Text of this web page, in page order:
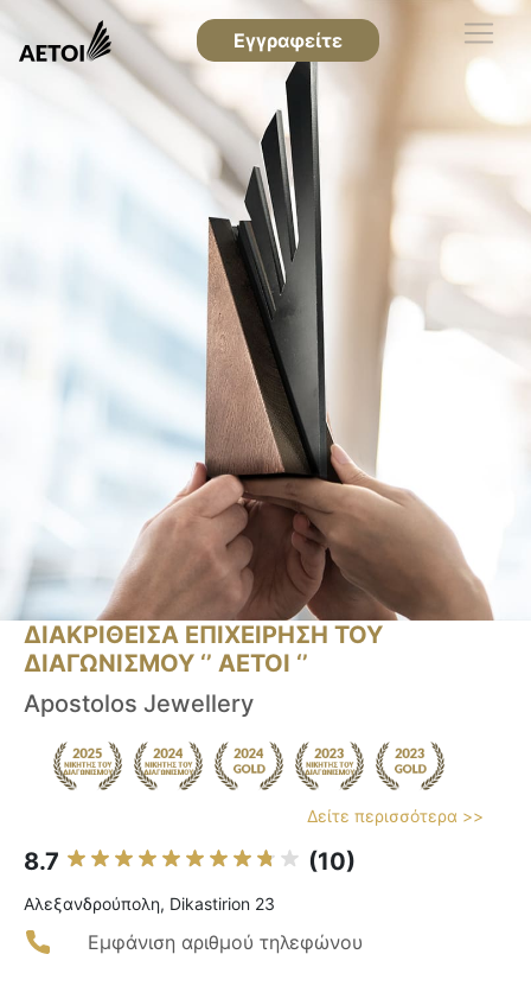
Εγγραφείτε
ΔΙΑΚΡΙΘΕΙΣΑ ΕΠΙΧΕΙΡΗΣΗ ΤΟΥ
ΔΙΑΓΩΝΙΣΜΟΥ ‘’ ΑΕΤΟΙ ‘’
Apostolos Jewellery
Δείτε περισσότερα >>
8.7 (10)
Αλεξανδρούπολη, Dikastirion 23
Εμφάνιση αριθμού τηλεφώνου